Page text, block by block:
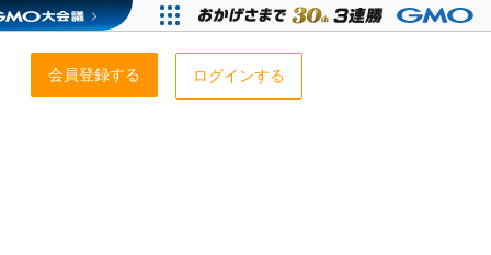
会員登録する ログインする